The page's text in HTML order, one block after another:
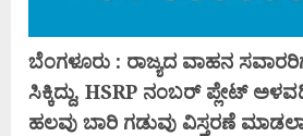
ಬೆಂಗಳೂರು : ರಾಜ್ಯದ ವಾಹನ
ಸಿಕ್ಕಿದ್ದು, HSRP ನಂಬರ್ ಪ್ಲೇಟ್‌
ಹಲವು ಬಾರಿ ಗಡುವು ವಿಸ್ತರಣೆ